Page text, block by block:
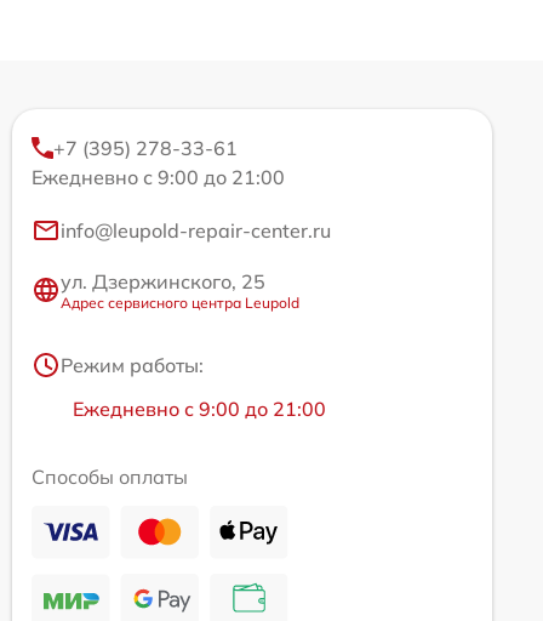
+7 (395) 278-33-61
Ежедневно с 9:00 до 21:00
info@leupold-repair-center.ru
ул. Дзержинского, 25
Адрес сервисного центра Leupold
Режим работы:
Ежедневно с 9:00 до 21:00
Способы оплаты